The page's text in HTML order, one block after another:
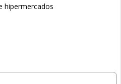
hipermercados